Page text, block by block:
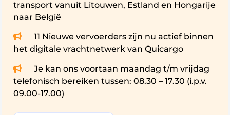
Internationale routes
Transport van Nederland naar België
Transport van Nederland naar Frankrijk
Transport van Nederland naar Engeland
Transport van Nederland naar Ierland
Transport van Nederland naar Luxemburg
transport vanuit Litouwen, Estland en Hongarije
naar België
11 Nieuwe vervoerders zijn nu actief binnen
het digitale vrachtnetwerk van Quicargo
Je kan ons voortaan maandag t/m vrijdag
telefonisch bereiken tussen: 08.30 – 17.30 (i.p.v.
09.00-17.00)